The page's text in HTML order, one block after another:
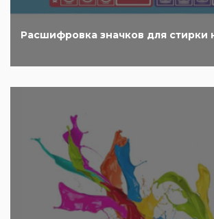
Расшифровка значков для стирки